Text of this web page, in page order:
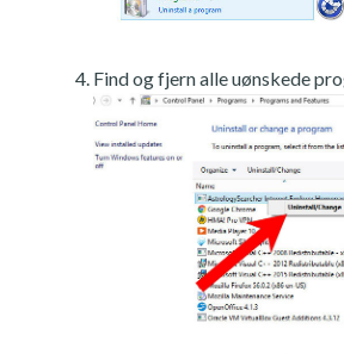
Find og fjern alle uønskede